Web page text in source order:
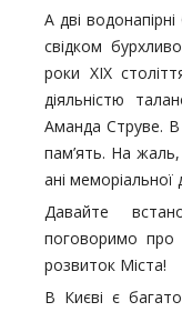
А дві
свідком
роки ХІХ
діяльністю
Аманда Струве.
пам’ять. На жаль,
ані меморіальної
Давайте
поговоримо
розвиток Міста!
В Києві є